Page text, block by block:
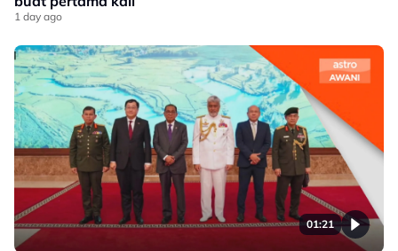
1 day ago
01:21